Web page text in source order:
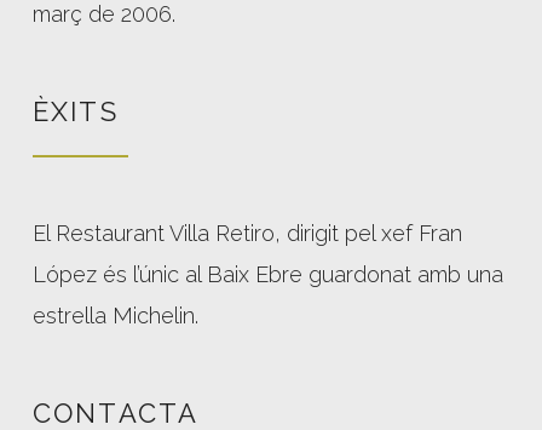
març de 2006.
ÈXITS
El Restaurant Villa Retiro, dirigit pel xef Fran
López és l’únic al Baix Ebre guardonat amb una
estrella Michelin.
CONTACTA